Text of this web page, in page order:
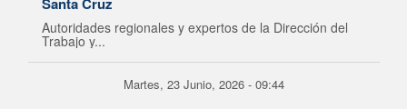
Autoridades regionales y expertos de la Dirección del
Trabajo y...
Martes, 23 Junio, 2026 - 09:44